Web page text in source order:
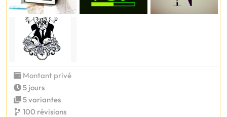
Montant privé
5 jours
5 variantes
100 révisions